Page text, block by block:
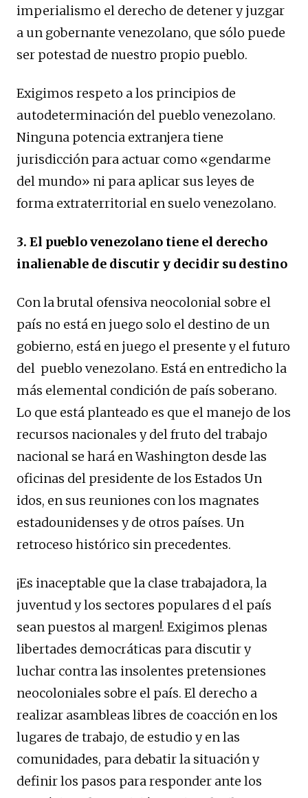
imperialismo el derecho de detener y juzgar
a un gobernante venezolano, que sólo puede
ser potestad de nuestro propio pueblo.
Exigimos respeto a los principios de
autodeterminación del pueblo venezolano.
Ninguna potencia extranjera tiene
jurisdicción para actuar como «gendarme
del mundo» ni para aplicar sus leyes de
forma extraterritorial en suelo venezolano.
3. El pueblo venezolano tiene el derecho
inalienable de discutir y decidir su destino
Con la brutal ofensiva neocolonial sobre el
país no está en juego solo el destino de un
gobierno, está en juego el presente y el futuro
del pueblo venezolano. Está en entredicho la
más elemental condición de país soberano.
Lo que está planteado es que el manejo de los
recursos nacionales y del fruto del trabajo
nacional se hará en Washington desde las
oficinas del presidente de los Estados Un
idos, en sus reuniones con los magnates
estadounidenses y de otros países. Un
retroceso histórico sin precedentes.
¡Es inaceptable que la clase trabajadora, la
juventud y los sectores populares d el país
sean puestos al margen!. Exigimos plenas
libertades democráticas para discutir y
luchar contra las insolentes pretensiones
neocoloniales sobre el país. El derecho a
realizar asambleas libres de coacción en los
lugares de trabajo, de estudio y en las
comunidades, para debatir la situación y
definir los pasos para responder ante los